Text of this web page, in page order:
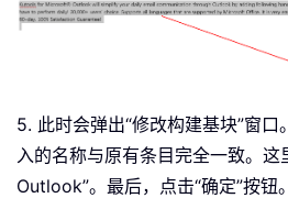
5. 此时会弹出“修改构建基块”窗口
入的名称与原有条目完全一致。
Outlook”。最后，点击“确定”按钮。